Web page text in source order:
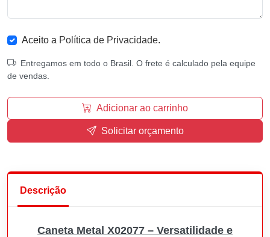
Aceito a Política de Privacidade.
Entregamos em todo o Brasil. O frete é calculado pela equipe
de vendas.
Adicionar ao carrinho
Solicitar orçamento
Descrição
Caneta Metal X02077 – Versatilidade e